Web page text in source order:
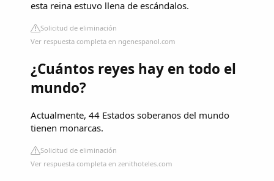
esta reina estuvo llena de escándalos.
Solicitud de eliminación
Ver respuesta completa en ngenespanol.com
¿Cuántos reyes hay en todo el
mundo?
Actualmente, 44 Estados soberanos del mundo
tienen monarcas.
Solicitud de eliminación
Ver respuesta completa en zenithoteles.com